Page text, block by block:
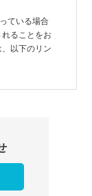
ている場合
ることをお
以下のリン